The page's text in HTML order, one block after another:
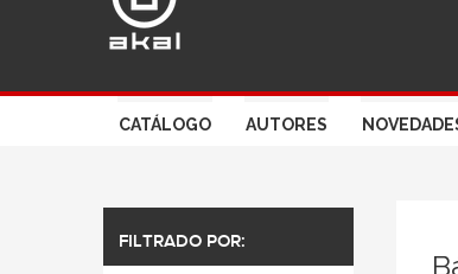
CATÁLOGO AUTORES
FILTRADO POR: